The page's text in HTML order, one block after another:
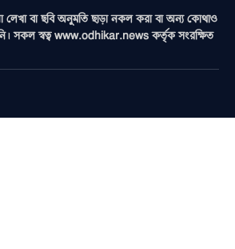
বা ছবি অনুমতি ছাড়া নকল করা বা অন্য কোথাও
সকল স্বত্ব www.odhikar.news কর্তৃক সংরক্ষিত